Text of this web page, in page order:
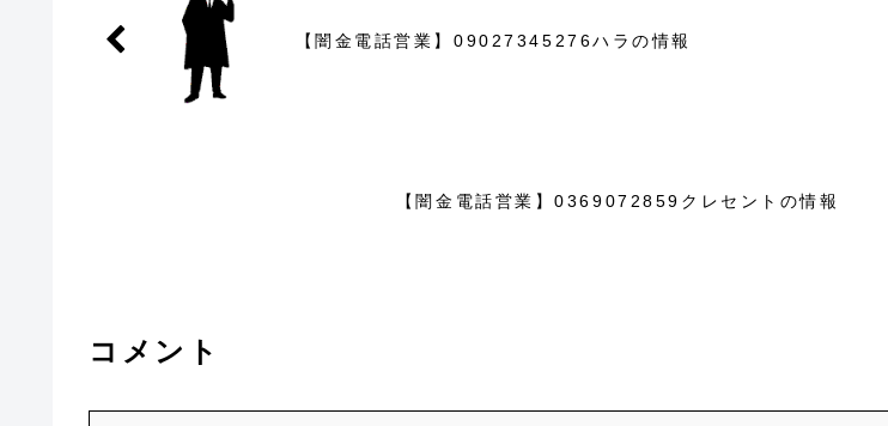
【闇金電話営業】09027345276ハラの情報
【闇金電話営業】0369072859クレセントの情報
コメント